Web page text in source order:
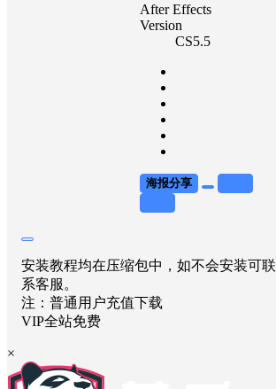
After Effects
Version
CS5.5
海报分享
安装教程均在压缩包中，如不会安装可联
系客服。
注：普通用户充值下载
VIP全站免费
×